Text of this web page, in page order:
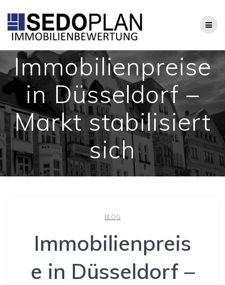
Inhalt
springen
Immobilienpreise
in Düsseldorf –
Markt stabilisiert
sich
BLOG
Immobilienpreis
e in Düsseldorf –